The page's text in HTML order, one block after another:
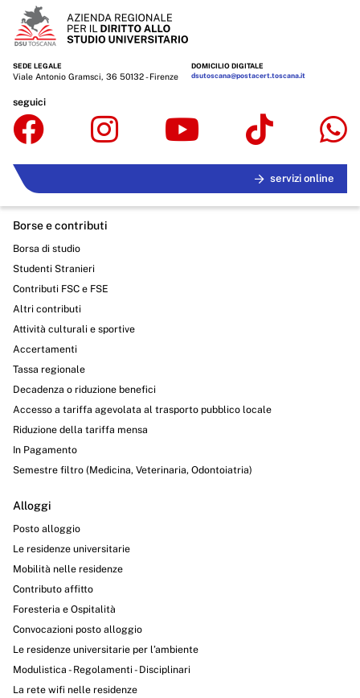
SEDE LEGALE
Viale Antonio Gramsci, 36 50132 - Firenze
DOMICILIO DIGITALE
dsutoscana@postacert.toscana.it
seguici
servizi online
Borse e contributi
Borsa di studio
Studenti Stranieri
Contributi FSC e FSE
Altri contributi
Attività culturali e sportive
Accertamenti
Tassa regionale
Decadenza o riduzione benefici
Accesso a tariffa agevolata al trasporto pubblico locale
Riduzione della tariffa mensa
In Pagamento
Semestre filtro (Medicina, Veterinaria, Odontoiatria)
Alloggi
Posto alloggio
Le residenze universitarie
Mobilità nelle residenze
Contributo affitto
Foresteria e Ospitalità
Convocazioni posto alloggio
Le residenze universitarie per l’ambiente
Modulistica - Regolamenti - Disciplinari
La rete wifi nelle residenze